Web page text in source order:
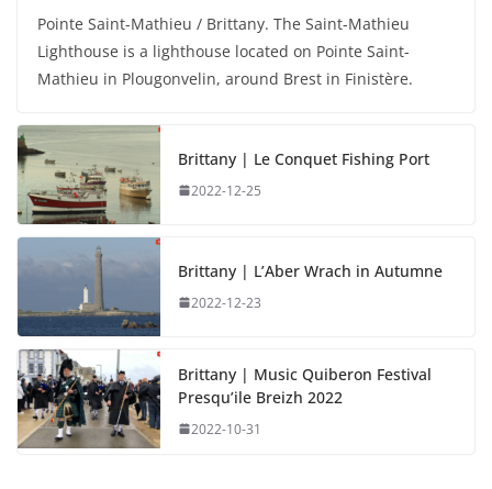
Pointe Saint-Mathieu / Brittany. The Saint-Mathieu
Lighthouse is a lighthouse located on Pointe Saint-
Mathieu in Plougonvelin, around Brest in Finistère.
Brittany | Le Conquet Fishing Port
2022-12-25
Brittany | L’Aber Wrach in Autumne
2022-12-23
Brittany | Music Quiberon Festival
Presqu’ile Breizh 2022
2022-10-31